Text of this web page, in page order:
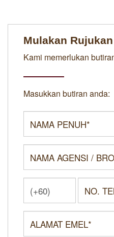
Mulakan
Kami memerlukan
Masukkan butiran anda: